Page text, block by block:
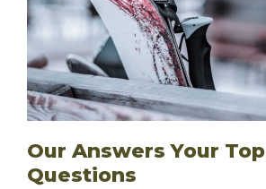
Our Answers Your Top
Questions